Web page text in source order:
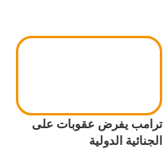
ترامب يفرض عقوبات على
الجنائية الدولية